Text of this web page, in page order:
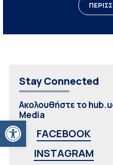
Ανοίξτε τη γραμμή εργαλείων
Stay Connected
Ακολουθήστε το
Media
FACEBOOK
INSTAGRAM